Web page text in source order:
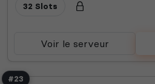
32 Slots
Voir le serveur
#23